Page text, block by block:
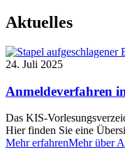
Aktuelles
24. Juli 2025
Anmeldeverfahren
Das KIS-
Hier finden Sie eine
Mehr erfahrenMehr über